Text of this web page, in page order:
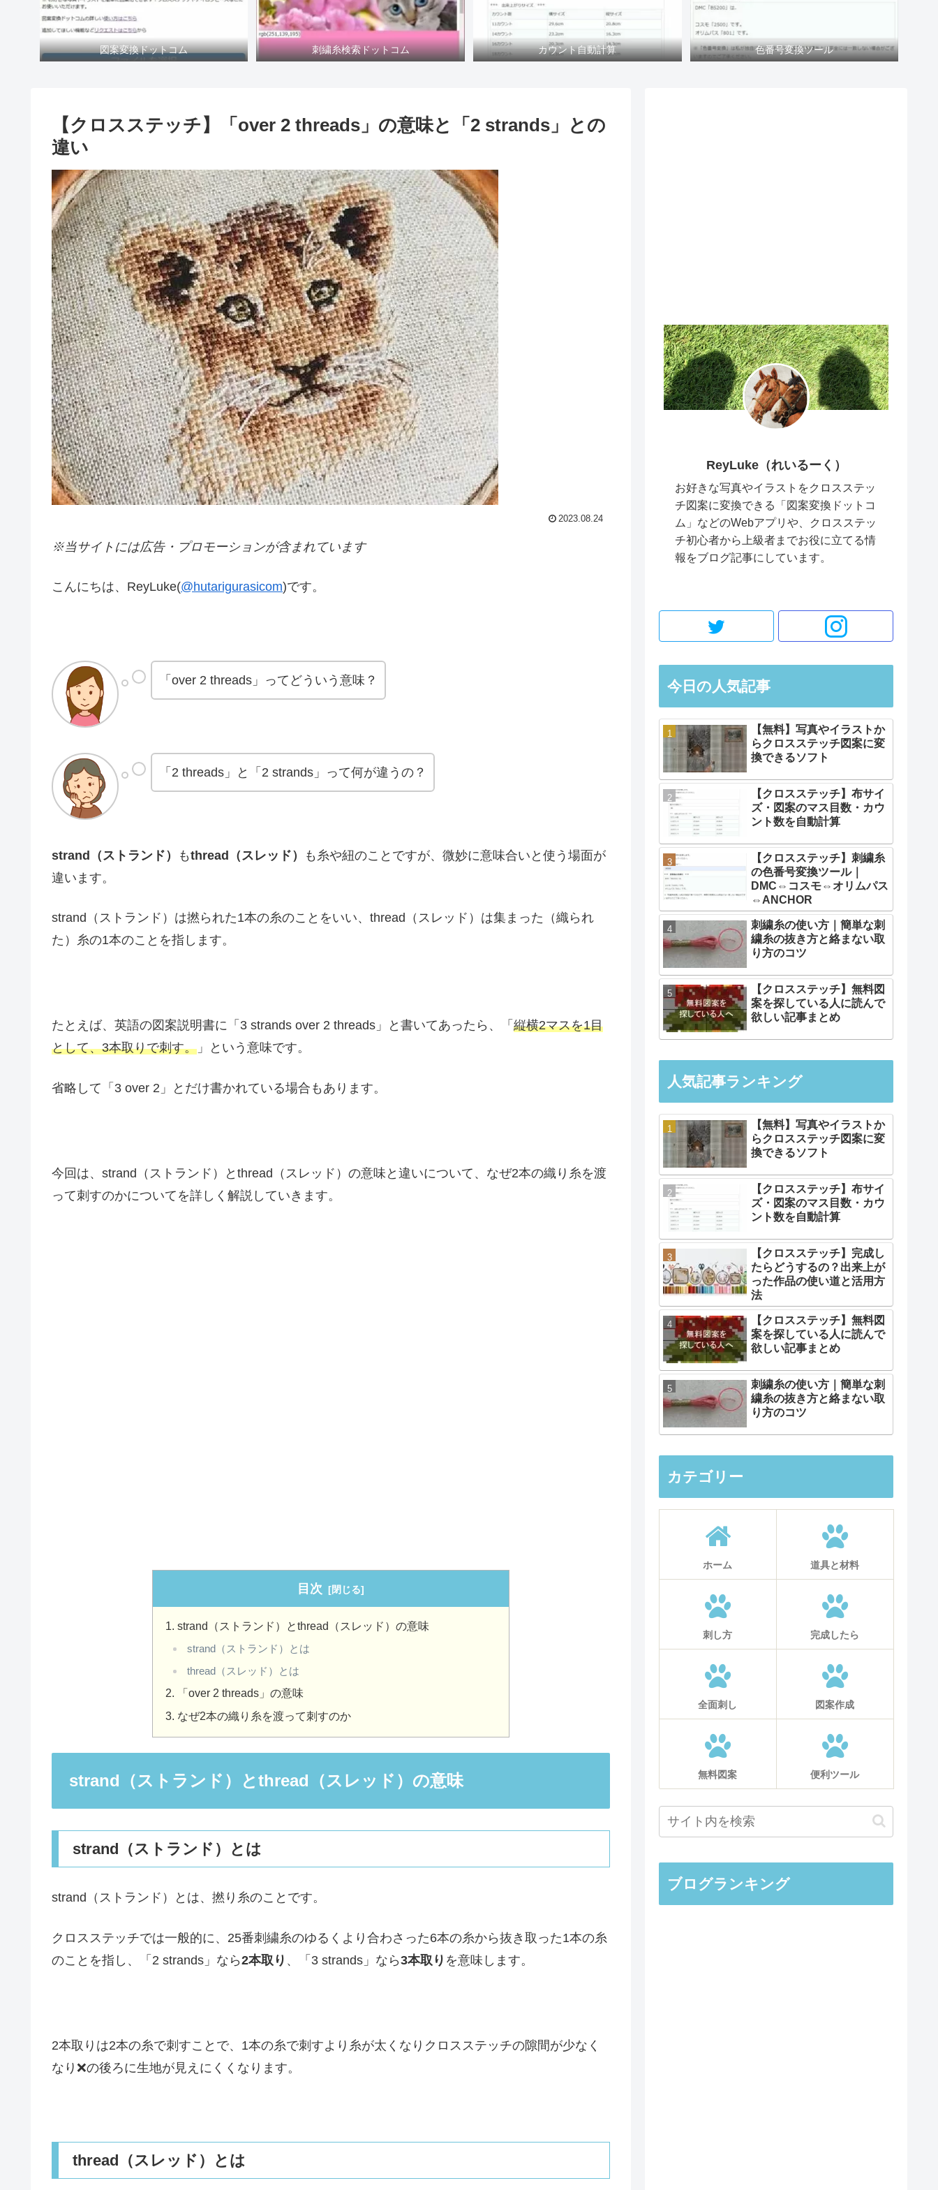
図案変換ドットコム 刺繍糸検索ドットコム カウント自動計算 色番号変換ツール
【クロスステッチ】「over 2 threads」の意味と「2 strands」との
違い
2023.08.24
※当サイトには広告・プロモーションが含まれています
こんにちは、ReyLuke(@hutarigurasicom)です。
「over 2 threads」ってどういう意味？
「2 threads」と「2 strands」って何が違うの？
strand（ストランド） もthread（スレッド）
も糸や紐のことですが、微妙に意味合いと使う場面が
違います。
strand（ストランド）は撚られた1本の糸のことをいい、thread（スレッド）は集まった（織られ
た）糸の1本のことを指します。
たとえば、英語の図案説明書に「3 strands over 2 threads」と書いてあったら、「 縦横2マスを1目
として、3本取りで刺す。 」という意味です。
省略して「3 over 2」とだけ書かれている場合もあります。
今回は、strand（ストランド）とthread（スレッド）の意味と違いについて、なぜ2本の織り糸を渡
って刺すのかについてを詳しく解説していきます。
目次
strand（ストランド）とthread（スレッド）の意味
strand（ストランド）とは
thread（スレッド）とは
「over 2 threads」の意味
なぜ2本の織り糸を渡って刺すのか
strand（ストランド）とthread（スレッド）の意味
strand（ストランド）とは
strand（ストランド）とは、撚り糸のことです。
クロスステッチでは一般的に、25番刺繍糸のゆるくより合わさった6本の糸から抜き取った1本の糸
のことを指し、「2 strands」なら2本取り 、「3 strands」なら3本取り を意味します。
2本取りは2本の糸で刺すことで、1本の糸で刺すより糸が太くなりクロスステッチの隙間が少なく
なり❌の後ろに生地が見えにくくなります。
thread（スレッド）とは
ReyLuke（れいるーく）
お好きな写真やイラストをクロスステッ
チ図案に変換できる「図案変換ドットコ
ム」などのWebアプリや、クロスステッ
チ初心者から上級者までお役に立てる情
報をブログ記事にしています。
今日の人気記事
【無料】写真やイラストか
らクロスステッチ図案に変
換できるソフト
【クロスステッチ】布サイ
ズ・図案のマス目数・カウ
ント数を自動計算
【クロスステッチ】刺繍糸
の色番号変換ツール｜
DMC⇔コスモ⇔オリムパス
⇔ANCHOR
刺繍糸の使い方｜簡単な刺
繍糸の抜き方と絡まない取
り方のコツ
【クロスステッチ】無料図
案を探している人に読んで
欲しい記事まとめ
人気記事ランキング
【無料】写真やイラストか
らクロスステッチ図案に変
換できるソフト
【クロスステッチ】布サイ
ズ・図案のマス目数・カウ
ント数を自動計算
【クロスステッチ】完成し
たらどうするの？出来上が
った作品の使い道と活用方
法
【クロスステッチ】無料図
案を探している人に読んで
欲しい記事まとめ
刺繍糸の使い方｜簡単な刺
繍糸の抜き方と絡まない取
り方のコツ
カテゴリー
ホーム 道具と材料
刺し方 完成したら
全面刺し 図案作成
無料図案 便利ツール
ブログランキング